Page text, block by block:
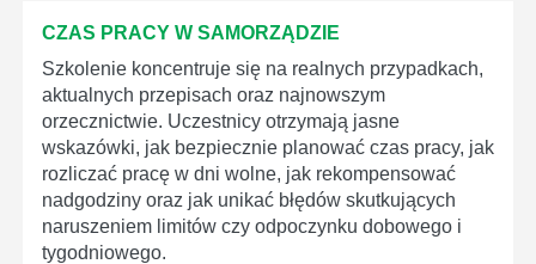
CZAS PRACY W SAMORZĄDZIE
Szkolenie koncentruje się na realnych przypadkach,
aktualnych przepisach oraz najnowszym
orzecznictwie. Uczestnicy otrzymają jasne
wskazówki, jak bezpiecznie planować czas pracy, jak
rozliczać pracę w dni wolne, jak rekompensować
nadgodziny oraz jak unikać błędów skutkujących
naruszeniem limitów czy odpoczynku dobowego i
tygodniowego.